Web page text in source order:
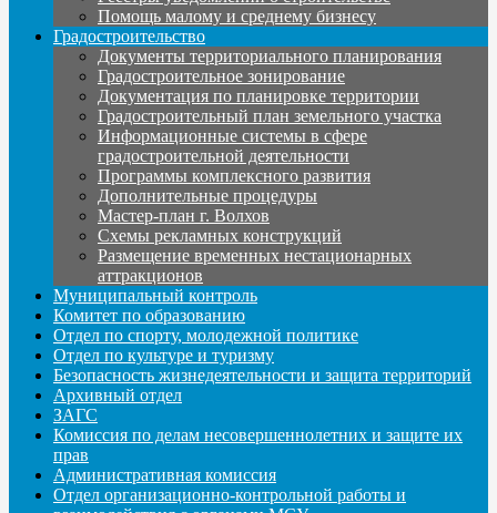
Помощь малому и среднему бизнесу
Градостроительство
Документы территориального планирования
Градостроительное зонирование
Документация по планировке территории
Градостроительный план земельного участка
Информационные системы в сфере
градостроительной деятельности
Программы комплексного развития
Дополнительные процедуры
Мастер-план г. Волхов
Схемы рекламных конструкций
Размещение временных нестационарных
аттракционов
Муниципальный контроль
Комитет по образованию
Отдел по спорту, молодежной политике
Отдел по культуре и туризму
Безопасность жизнедеятельности и защита территорий
Архивный отдел
ЗАГС
Комиссия по делам несовершеннолетних и защите их
прав
Административная комиссия
Отдел организационно-контрольной работы и